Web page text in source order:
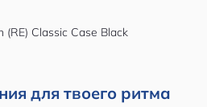
для твоего ритма